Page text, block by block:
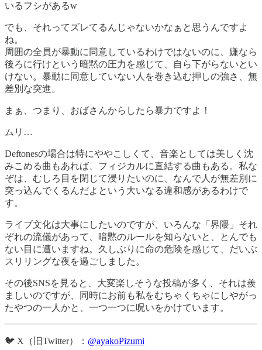
いるフシがあるw
でも、それってズレてるんじゃないかなぁと思うんですよ
ね。
周囲の全員が暴動に同意しているわけではないのに、嫌なら
後ろに行けという暗黙の圧力を感じて、自ら下がらないとい
けない。暴動に同意していない人を巻き込む押しの強さ、無
差別な突進。
まぁ、つまり、おばさんからしたら暴力ですよ！
ムリ…
Deftonesの場合は特にややこしくて、音楽としては美しく沈
みこめる曲もあれば、フィジカルに直結する曲もある。私な
ぞは、むしろ目を閉じて浸りたいのに、なんで人が無差別に
突っ込んでくるんだよという大いなる違和感があるわけで
す。
ライブ文化は大事にしたいのですが、いろんな「界隈」それ
ぞれの流儀があって、暗黙のルールを知らないと、とんでも
ない目に遭いますね。久しぶりに命の危険を感じて、だいぶ
スリリングな夜を過ごしました。
その後SNSを見ると、大変楽しそうな投稿が多く、それは羨
ましいのですが、同時にお前も私をむちゃくちゃにしやがっ
たやつの一人かと、一つ一つに呪いをかけています。
🐦 X（旧Twitter）： @ayakoPizumi